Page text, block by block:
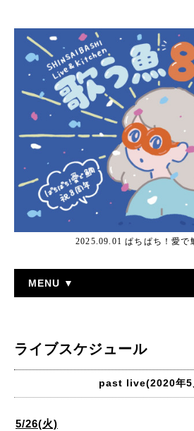
2025.09.01 ぱちぱち！愛で
MENU ▼
ライブスケジュール
past live(2020年5
5/26(火)